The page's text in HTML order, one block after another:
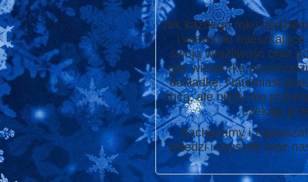
Jak każdego roku
i wiewiórki
swoją wrażliwość oraz
gdy wiewiórka
dokładkę. Natomiast
chcą, ale nigdy nie
czekają
Zachęcamy i
żołędzi i szyszek oraz